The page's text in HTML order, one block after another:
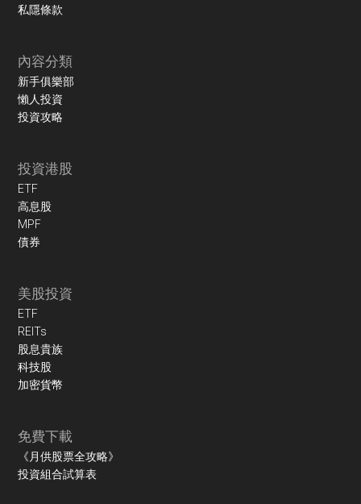
私隱條款
內容分類
新手俱樂部
懶人投資
投資攻略
投資港股
ETF
高息股
MPF
債券
美股投資
ETF
REITs
股息貴族
科技股
加密貨幣
免費下載
《月供股票全攻略》
投資組合試算表